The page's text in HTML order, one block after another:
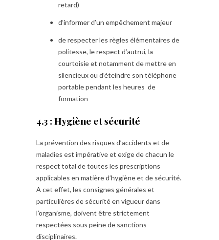
retard)
d’informer d’un empêchement majeur
de respecter les règles élémentaires de
politesse, le respect d’autrui, la
courtoisie et notamment de mettre en
silencieux ou d’éteindre son téléphone
portable pendant les heures de
formation
4.3 : Hygiène et sécurité
La prévention des risques d’accidents et de
maladies est impérative et exige de chacun le
respect total de toutes les prescriptions
applicables en matière d’hygiène et de sécurité.
A cet effet, les consignes générales et
particulières de sécurité en vigueur dans
l’organisme, doivent être strictement
respectées sous peine de sanctions
disciplinaires.